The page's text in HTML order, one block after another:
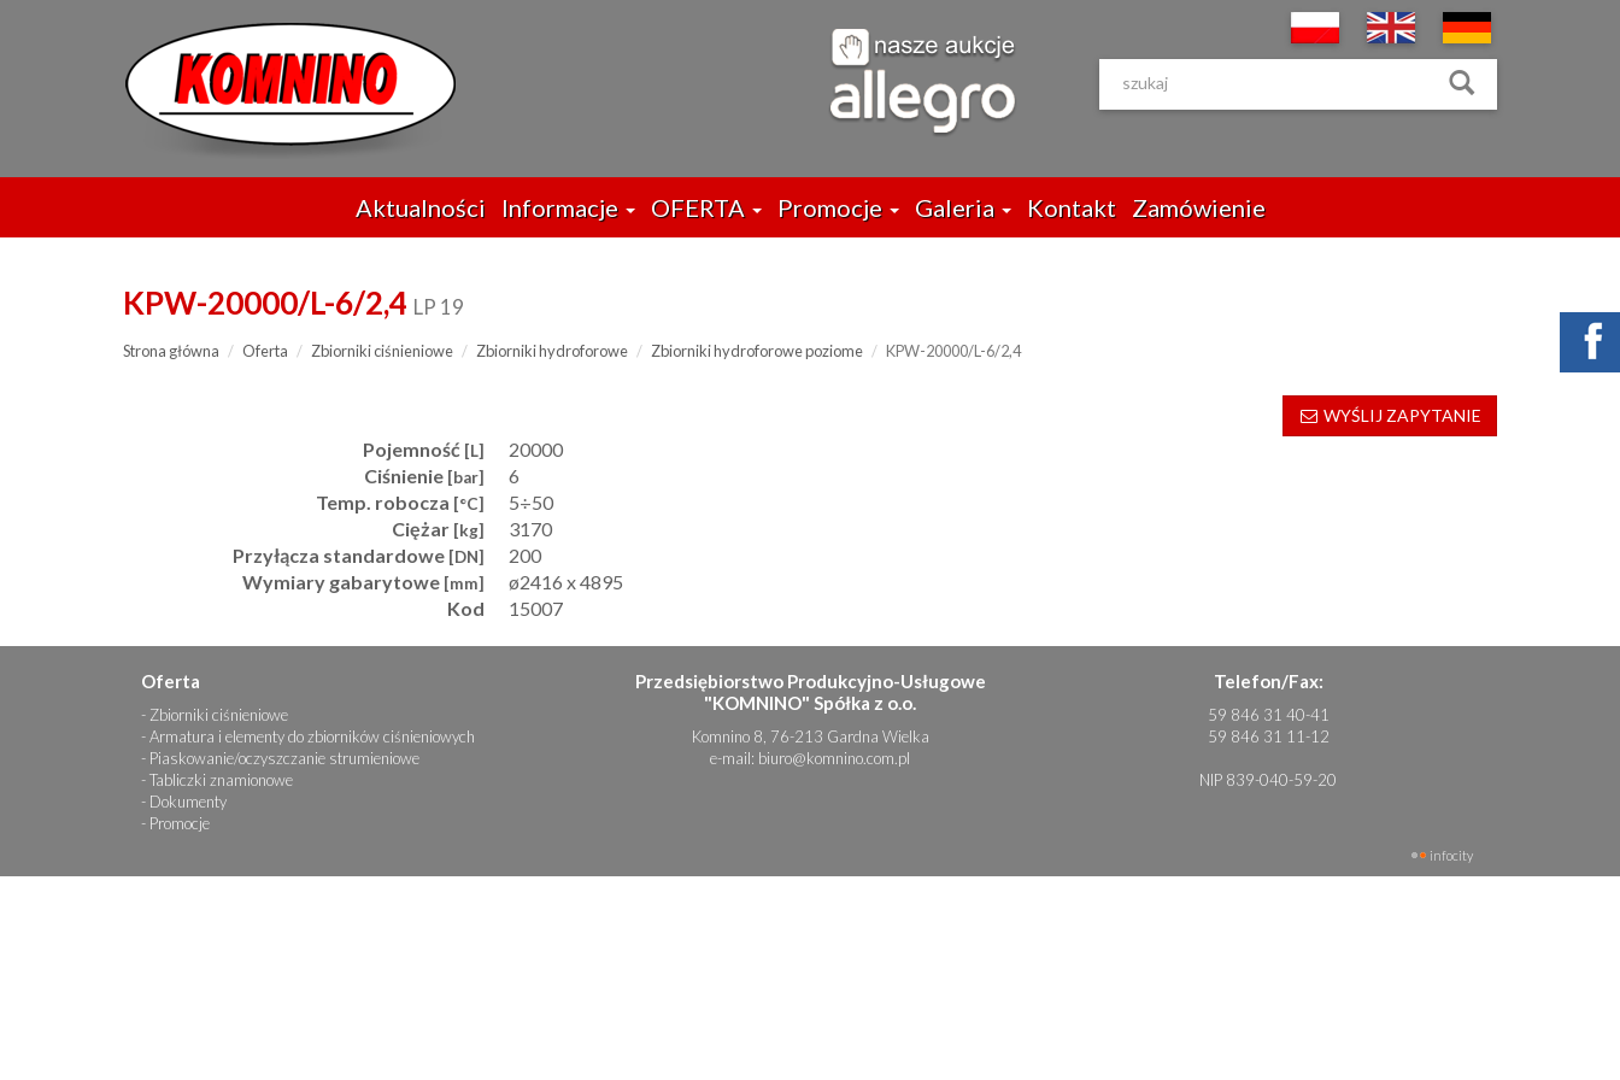
Aktualności Informacje OFERTA Promocje Galeria Kontakt Zamówienie
KPW-20000/L-6/2,4 LP 19
Strona główna Oferta Zbiorniki ciśnieniowe Zbiorniki hydroforowe Zbiorniki hydroforowe poziome KPW-20000/L-6/2,4
WYŚLIJ ZAPYTANIE
Pojemność [L]
20000
Ciśnienie [bar]
6
Temp. robocza [°C]
5÷50
Ciężar [kg]
3170
Przyłącza standardowe [DN]
200
Wymiary gabarytowe [mm]
ø2416 x 4895
Kod
15007
Oferta
Zbiorniki ciśnieniowe
Armatura i elementy do zbiorników ciśnieniowych
Piaskowanie/oczyszczanie strumieniowe
Tabliczki znamionowe
Dokumenty
Promocje
Przedsiębiorstwo Produkcyjno-Usługowe
"KOMNINO" Spółka z o.o.
Komnino 8, 76-213 Gardna Wielka
e-mail: biuro@komnino.com.pl
Telefon/Fax:
59 846 31 40-41
59 846 31 11-12
NIP 839-040-59-20
infocity